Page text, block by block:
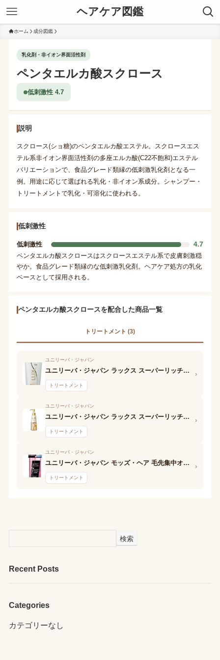
ヘアケア図鑑
ホーム 成分図鑑
乳化剤・非イオン界面活性剤
ペンタエルカ酸スクロース
低刺激性 4.7
説明
スクロース(ショ糖)のペンタエルカ酸エステル。スクロースエス
テル系非イオン界面活性剤の多座エルカ酸(C22不飽和)エステル
バリエーションで、食品グレード類縁の低刺激乳化剤となる一
例。用途に応じて選ばれる乳化・非イオン系成分。シャンプー・
トリートメントで乳化・可溶化に使われる。
低刺激性
低刺激性 4.7
ペンタエルカ酸スクロースはスクロースエステル系で皮膚刺激穏
やか。食品グレード類縁のな低刺激乳化剤。ヘアケア処方の乳化
ベースとして採用される。
ペンタエルカ酸スクロースを配合した商品一覧
トリートメント (3)
ユニリーバ・ジャパン
ユニリーバ・ジャパン ラックス スーパーリッチシャイン 美容液入りトリートメント (ゴワつく・広がる髪に)
トリートメント
›
ユニリーバ・ジャパン
ユニリーバ・ジャパン ラックス スーパーリッチシャイン 美容液入トリートメント(コシがない・からまる髪に)
トリートメント
›
ユニリーバ・ジャパン
ユニリーバ・ジャパン モッズ・ヘア 毛先集中オイルパック
トリートメント
›
検索
Recent Posts
Categories
カテゴリーなし